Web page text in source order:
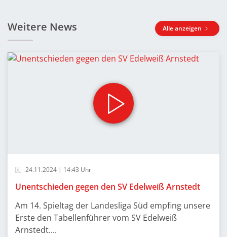
Weitere News Alle anzeigen
24.11.2024 | 14:43 Uhr
Unentschieden gegen den SV Edelweiß Arnstedt
Am 14. Spieltag der Landesliga Süd empfing unsere
Erste den Tabellenführer vom SV Edelweiß
Arnstedt....